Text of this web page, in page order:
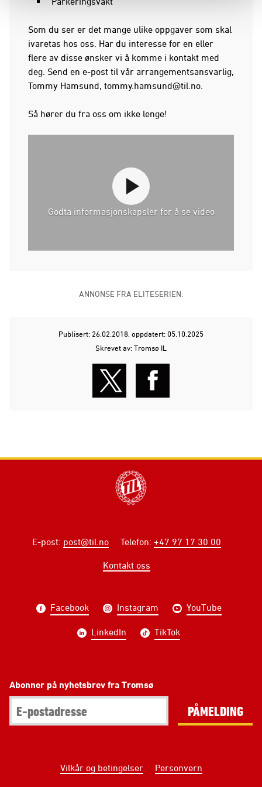
Som du ser er det mange ulike oppgaver som skal
ivaretas hos oss. Har du interesse for en eller
flere av disse ønsker vi å komme i kontakt med
deg. Send en e-post til vår arrangementsansvarlig,
Tommy Hamsund, tommy.hamsund@til.no
Så hører du fra oss om ikke lenge!
Godta informasjonskapsler for å se video
ANNONSE FRA ELITESERIEN:
Publisert: 26.02.2018, oppdatert: 05.10.2025
Skrevet av: Tromsø IL
E-post: post@til.no Telefon: +47 97 17 30 00
Kontakt oss
Facebook Instagram YouTube
LinkedIn TikTok
Abonner på nyhetsbrev fra Tromsø
PÅMELDING
Vilkår og betingelser Personvern